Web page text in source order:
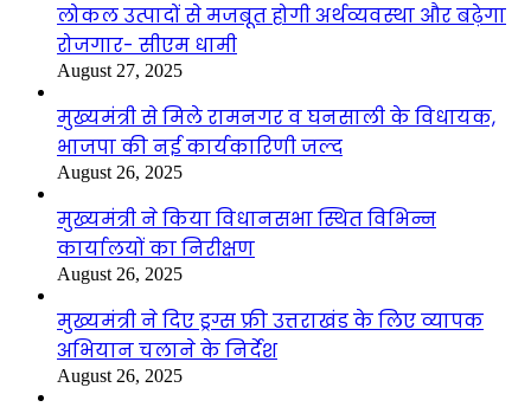
लोकल उत्पादों से मजबूत होगी अर्थव्यवस्था और बढ़ेगा
रोजगार- सीएम धामी
August 27, 2025
मुख्यमंत्री से मिले रामनगर व घनसाली के विधायक,
भाजपा की नई कार्यकारिणी जल्द
August 26, 2025
मुख्यमंत्री ने किया विधानसभा स्थित विभिन्न
कार्यालयों का निरीक्षण
August 26, 2025
मुख्यमंत्री ने दिए ड्रग्स फ्री उत्तराखंड के लिए व्यापक
अभियान चलाने के निर्देश
August 26, 2025